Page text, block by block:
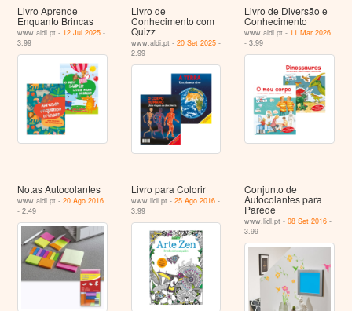
Livro Aprende
Enquanto Brincas
www.aldi.pt - 12 Jul 2025 -
3.99
Livro de
Conhecimento com
Quizz
www.aldi.pt - 20 Set 2025-
2.99
Livro de Diversão e
Conhecimento
www.aldi.pt - 11 Mar 2026
- 3.99
Notas Autocolantes
www.aldi.pt -20 Ago 2016
- 2.49
Livro para Colorir
www.lidl.pt - 25 Ago 2016-
3.99
Conjunto de
Autocolantes para
Parede
www.lidl.pt -08 Set 2016 -
3.99